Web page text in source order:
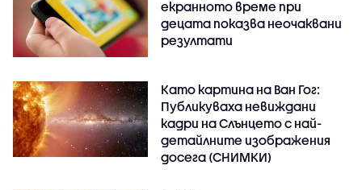
екранното време при
децата показва неочаквани
резултати
Като картина на Ван Гог:
Публикуваха невиждани
кадри на Слънцето с най-
детайлните изображения
досега (СНИМКИ)